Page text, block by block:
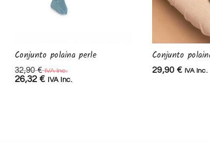
Conjunto polaina perle
32,90€ IVA Inc.
26,32 € IVA Inc.
Conjunto
29,90 € IVA Inc.